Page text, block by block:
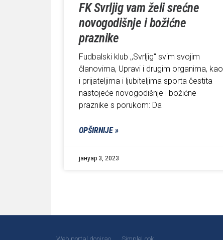
FK Svrljig vam želi srećne
novogodišnje i božićne
praznike
Fudbalski klub ,,Svrljig“ svim svojim
članovima, Upravi i drugim organima, kao
i prijateljima i ljubiteljima sporta čestita
nastojeće novogodišnje i božićne
praznike s porukom: Da
OPŠIRNIJE »
јануар 3, 2023
Web portal donirao SimpleLook